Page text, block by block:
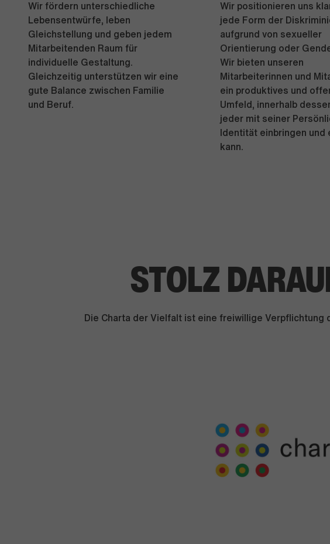
Wir fördern unterschiedliche
Lebensentwürfe, leben
Gleichstellung und geben jedem
Mitarbeitenden Raum für
individuelle Gestaltung.
Gleichzeitig unterstützen wir eine
gute Balance zwischen Familie
und Beruf.
Wir positionieren uns
jede Form der
aufgrund von sexueller
Orientierung oder
Wir bieten unseren
Mitarbeiterinnen und
ein produktives und
Umfeld, innerhalb
jeder mit seiner
Identität einbringen und
kann.
STOLZ
Die Charta der Vielfalt ist eine freiwillige Verpflichtung